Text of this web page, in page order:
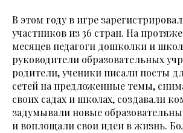
В этом году в игре
участников из 36 стран. На
месяцев педагоги дошколки и
руководители образовательных
родители, ученики писали посты
сетей на предложенные темы,
своих садах и школах, создавали
задумывали новые
и воплощали свои идеи в жизнь.